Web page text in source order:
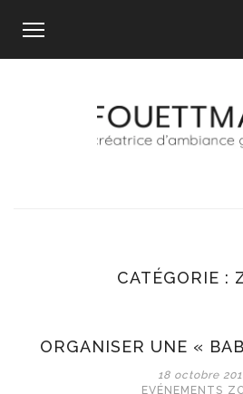
CATÉGORIE :
ORGANISER UNE «
18 octobre
EVÉNEMENTS